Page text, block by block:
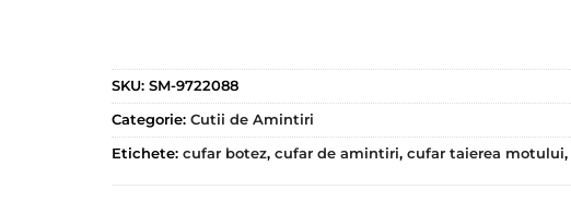
SKU: SM-9722088
Categorie: Cutii de Amintiri
Etichete: cufar botez, cufar de amintiri, cufar taierea motului,